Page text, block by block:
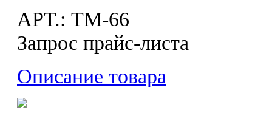
APT.: ТМ-66
Запрос прайс-листа
Описание товара